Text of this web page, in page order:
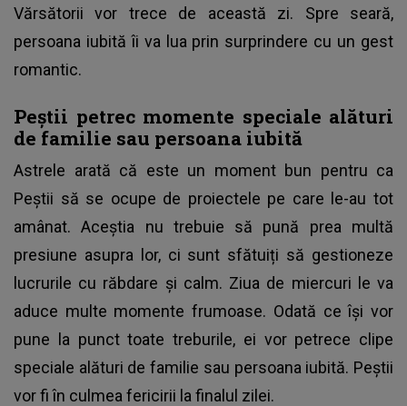
Vărsătorii vor trece de această zi. Spre seară,
persoana iubită îi va lua prin surprindere cu un gest
romantic.
Peștii petrec momente speciale alături
de familie sau persoana iubită
Astrele arată că este un moment bun pentru ca
Peștii să se ocupe de proiectele pe care le-au tot
amânat. Aceștia nu trebuie să pună prea multă
presiune asupra lor, ci sunt sfătuiți să gestioneze
lucrurile cu răbdare și calm. Ziua de miercuri le va
aduce multe momente frumoase. Odată ce își vor
pune la punct toate treburile, ei vor petrece clipe
speciale alături de familie sau persoana iubită. Peștii
vor fi în culmea fericirii la finalul zilei.